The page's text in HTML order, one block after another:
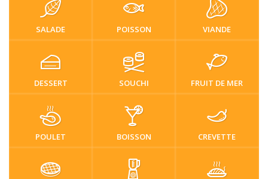
SALADE POISSON VIANDE
DESSERT SOUCHI FRUIT DE MER
POULET BOISSON CREVETTE